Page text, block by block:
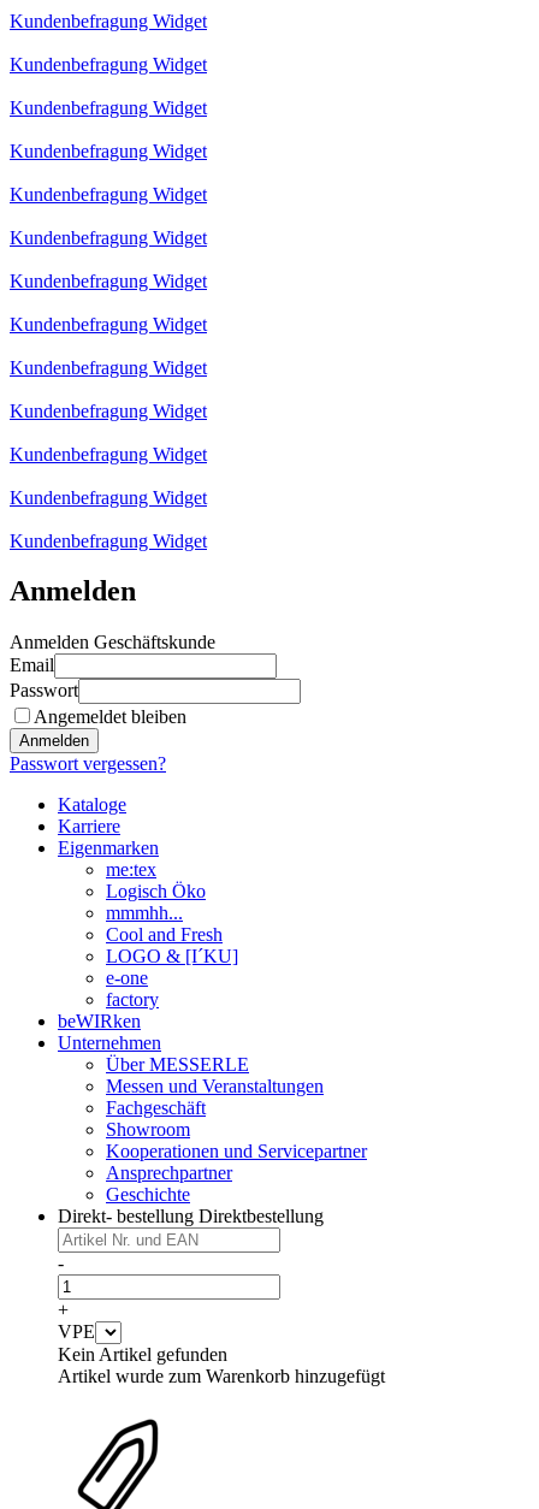
Kundenbefragung Widget
Kundenbefragung Widget
Kundenbefragung Widget
Kundenbefragung Widget
Kundenbefragung Widget
Kundenbefragung Widget
Kundenbefragung Widget
Kundenbefragung Widget
Kundenbefragung Widget
Kundenbefragung Widget
Kundenbefragung Widget
Kundenbefragung Widget
Kundenbefragung Widget
Anmelden
Anmelden Geschäftskunde
Email
Passwort
Angemeldet bleiben
Anmelden
Passwort vergessen?
Kataloge
Karriere
Eigenmarken
me:tex
Logisch Öko
mmmhh...
Cool and Fresh
LOGO & [I´KU]
e-one
factory
beWIRken
Unternehmen
Über MESSERLE
Messen und Veranstaltungen
Fachgeschäft
Showroom
Kooperationen und Servicepartner
Ansprechpartner
Geschichte
Direkt- bestellung Direktbestellung
-
+
VPE
Kein Artikel gefunden
Artikel wurde zum Warenkorb hinzugefügt